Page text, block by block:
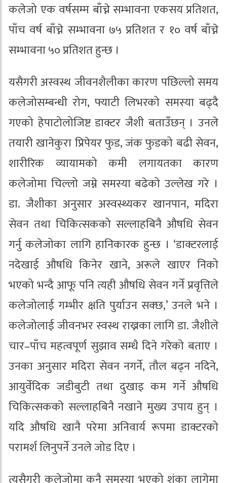
कलेजो एक वर्षसम्म बाँच्ने सम्भावना एकसय प्रतिशत,
पाँच वर्ष बाँच्ने सम्भावना ७५ प्रतिशत र १० वर्ष बाँच्ने
सम्भावना ५० प्रतिशत हुन्छ ।
यसैगरी अस्वस्थ जीवनशैलीका कारण पछिल्लो समय
कलेजोसम्बन्धी रोग, फ्याटी लिभरको समस्या बढ्दै
गएको हेपाटोलोजिष्ट डाक्टर जैशी बताउँछन् । उनले
तयारी खानेकुरा प्रिपेयर फुड, जंक फुडको बढी सेवन,
शारीरिक व्यायामको कमी लगायतका कारण
कलेजोमा चिल्लो जम्ने समस्या बढेको उल्लेख गरे ।
डा. जैशीका अनुसार अस्वस्थ्यकर खानपान, मदिरा
सेवन तथा चिकित्सकको सल्लाहबिनै औषधि सेवन
गर्नु कलेजोका लागि हानिकारक हुन्छ । ‘डाक्टरलाई
नदेखाई औषधि किनेर खाने, अरूले खाएर निको
भएको भन्दै आफू पनि त्यही औषधि सेवन गर्ने प्रवृत्तिले
कलेजोलाई गम्भीर क्षति पुर्याउन सक्छ,’ उनले भने ।
कलेजोलाई जीवनभर स्वस्थ राख्नका लागि डा. जैशीले
चार–पाँच महत्वपूर्ण सुझाव सम्धै दिने गरेको बताए ।
उनका अनुसार मदिरा सेवन नगर्ने, तौल बढ्न नदिने,
आयुर्वेदिक जडीबुटी तथा दुखाइ कम गर्ने औषधि
चिकित्सकको सल्लाहबिनै नखाने मुख्य उपाय हुन् ।
यदि औषधि खानै परेमा अनिवार्य रूपमा डाक्टरको
परामर्श लिनुपर्ने उनले जोड दिए ।